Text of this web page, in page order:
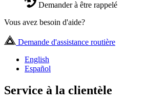
Demander à être rappelé
Vous avez besoin d'aide?
Demande d'assistance routière
English
Español
Service à la clientèle